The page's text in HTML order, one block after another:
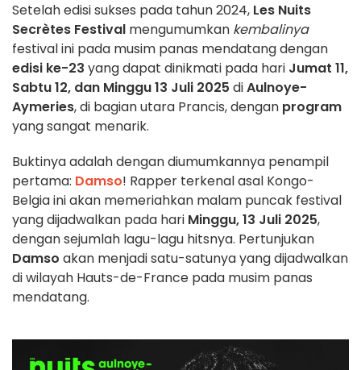
Setelah edisi sukses pada tahun 2024, Les Nuits
Secrètes Festival mengumumkan kembalinya
festival ini pada musim panas mendatang dengan
edisi ke-23 yang dapat dinikmati pada hari Jumat 11,
Sabtu 12, dan Minggu 13 Juli 2025 diAulnoye-
Aymeries, di bagian utara Prancis, dengan program
yang sangat menarik.
Buktinya adalah dengan diumumkannya penampil
pertama: Damso! Rapper terkenal asal Kongo-
Belgia ini akan memeriahkan malam puncak festival
yang dijadwalkan pada hari Minggu, 13 Juli 2025,
dengan sejumlah lagu-lagu hitsnya. Pertunjukan
Damso akan menjadi satu-satunya yang dijadwalkan
di wilayah Hauts-de-France pada musim panas
mendatang.